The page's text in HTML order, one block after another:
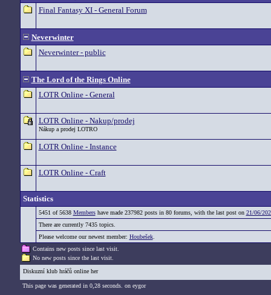
Final Fantasy XI - General Forum
Neverwinter
Neverwinter - public
The Lord of the Rings Online
LOTR Online - General
LOTR Online - Nakup/prodej
Nákup a prodej LOTRO
LOTR Online - Instance
LOTR Online - Craft
Statistics
5451 of 5638 Membershave made 237982 posts in 80 forums, with the last post on 21/06/
There are currently 7435 topics.
Please welcome our newest member: Houbešek.
Contains new posts since last visit.
No new posts since the last visit.
Diskuzní klub hráčů online her
This page was generated in 0,28 seconds. on eygor